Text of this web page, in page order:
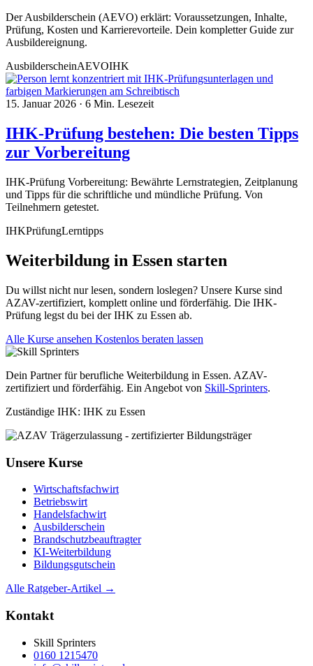
Der Ausbilderschein (AEVO) erklärt: Voraussetzungen, Inhalte,
Prüfung, Kosten und Karrierevorteile. Dein kompletter Guide zur
Ausbildereignung.
AusbilderscheinAEVOIHK
15. Januar 2026 · 6 Min. Lesezeit
IHK-Prüfung bestehen: Die besten Tipps
zur Vorbereitung
IHK-Prüfung Vorbereitung: Bewährte Lernstrategien, Zeitplanung
und Tipps für die schriftliche und mündliche Prüfung. Von
Teilnehmern getestet.
IHKPrüfungLerntipps
Weiterbildung in Essen starten
Du willst nicht nur lesen, sondern loslegen? Unsere Kurse sind
AZAV-zertifiziert, komplett online und förderfähig. Die IHK-
Prüfung legst du bei der IHK zu Essen ab.
Alle Kurse ansehen Kostenlos beraten lassen
Dein Partner für berufliche Weiterbildung in Essen. AZAV-
zertifiziert und förderfähig. Ein Angebot von Skill-Sprinters.
Zuständige IHK: IHK zu Essen
Unsere Kurse
Wirtschaftsfachwirt
Betriebswirt
Handelsfachwirt
Ausbilderschein
Brandschutzbeauftragter
KI-Weiterbildung
Bildungsgutschein
Alle Ratgeber-Artikel →
Kontakt
Skill Sprinters
0160 1215470